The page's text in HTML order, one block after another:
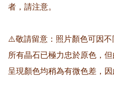
者，請注意。
⚠️敬請留意：照片顏色可因不
所有晶石已極力忠於原色，
呈現顏色均稍為有微色差，因